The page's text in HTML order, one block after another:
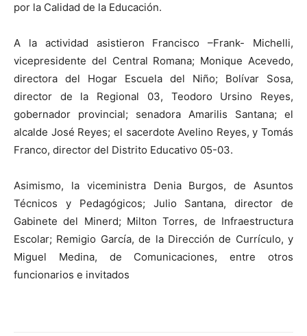
por la Calidad de la Educación.
A la actividad asistieron Francisco –Frank- Michelli,
vicepresidente del Central Romana; Monique Acevedo,
directora del Hogar Escuela del Niño; Bolívar Sosa,
director de la Regional 03, Teodoro Ursino Reyes,
gobernador provincial; senadora Amarilis Santana; el
alcalde José Reyes; el sacerdote Avelino Reyes, y Tomás
Franco, director del Distrito Educativo 05-03.
Asimismo, la viceministra Denia Burgos, de Asuntos
Técnicos y Pedagógicos; Julio Santana, director de
Gabinete del Minerd; Milton Torres, de Infraestructura
Escolar; Remigio García, de la Dirección de Currículo, y
Miguel Medina, de Comunicaciones, entre otros
funcionarios e invitados